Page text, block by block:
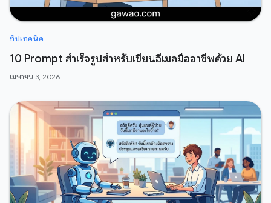
ทิปเทคนิค
10 Prompt สำเร็จรูปสำหรับเขียนอีเมลมืออาชีพด้วย AI
เมษายน 3, 2026